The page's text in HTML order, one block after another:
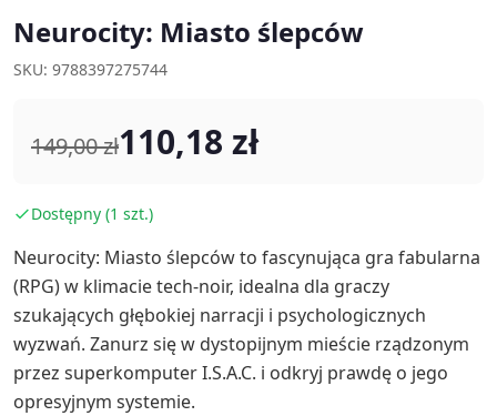
Neurocity: Miasto ślepców
SKU: 9788397275744
149,00 zł110,18 zł
Dostępny (1 szt.)
Neurocity: Miasto ślepców to fascynująca gra fabularna
(RPG) w klimacie tech-noir, idealna dla graczy
szukających głębokiej narracji i psychologicznych
wyzwań. Zanurz się w dystopijnym mieście rządzonym
przez superkomputer I.S.A.C. i odkryj prawdę o jego
opresyjnym systemie.